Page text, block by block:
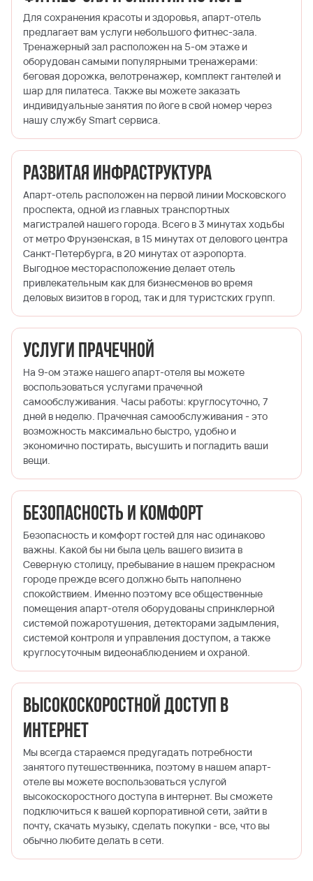
Для сохранения красоты и здоровья, апарт-отель
предлагает вам услуги небольшого фитнес-зала.
Тренажерный зал расположен на 5-ом этаже и
оборудован самыми популярными тренажерами:
беговая дорожка, велотренажер, комплект гантелей и
шар для пилатеса. Также вы можете заказать
индивидуальные занятия по йоге в свой номер через
нашу службу Smart сервиса.
Развитая инфраструктура
Апарт-отель расположен на первой линии Московского
проспекта, одной из главных транспортных
магистралей нашего города. Всего в 3 минутах ходьбы
от метро Фрунзенская, в 15 минутах от делового центра
Санкт-Петербурга, в 20 минутах от аэропорта.
Выгодное месторасположение делает отель
привлекательным как для бизнесменов во время
деловых визитов в город, так и для туристских групп.
Услуги прачечной
На 9-ом этаже нашего апарт-отеля вы можете
воспользоваться услугами прачечной
самообслуживания. Часы работы: круглосуточно, 7
дней в неделю. Прачечная самообслуживания - это
возможность максимально быстро, удобно и
экономично постирать, высушить и погладить ваши
вещи.
Безопасность и комфорт
Безопасность и комфорт гостей для нас одинаково
важны. Какой бы ни была цель вашего визита в
Северную столицу, пребывание в нашем прекрасном
городе прежде всего должно быть наполнено
спокойствием. Именно поэтому все общественные
помещения апарт-отеля оборудованы спринклерной
системой пожаротушения, детекторами задымления,
системой контроля и управления доступом, а также
круглосуточным видеонаблюдением и охраной.
Высокоскоростной доступ в
Интернет
Мы всегда стараемся предугадать потребности
занятого путешественника, поэтому в нашем апарт-
отеле вы можете воспользоваться услугой
высокоскоростного доступа в интернет. Вы сможете
подключиться к вашей корпоративной сети, зайти в
почту, скачать музыку, сделать покупки - все, что вы
обычно любите делать в сети.